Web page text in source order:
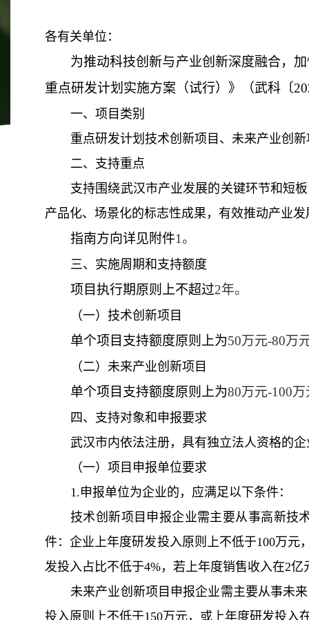
各有关单位：
为推动科技创新与产业创新深度融合，
重点研发计划实施方案（试行）》（武科〔
一、项目类别
重点研发计划技术创新项目、未来产业创新
二、支持重点
支持围绕武汉市产业发展的关键环节和短
产品化、场景化的标志性成果，有效推动产业
指南方向详见附件1。
三、实施周期和支持额度
项目执行期原则上不超过2年。
（一）技术创新项目
单个项目支持额度原则上为50万元-80万
（二）未来产业创新项目
单个项目支持额度原则上为80万元-100万
四、支持对象和申报要求
武汉市内依法注册，具有独立法人资格的
（一）项目申报单位要求
1.申报单位为企业的，应满足以下条件：
技术创新项目申报企业需主要从事高新技
件：企业上年度研发投入原则上不低于100万元
发投入占比不低于4%，若上年度销售收入在2
未来产业创新项目申报企业需主要从事未
投入原则上不低于150万元，或上年度研发投入